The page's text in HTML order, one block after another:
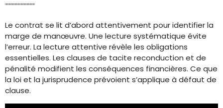
Le contrat se lit d’abord attentivement pour identifier la
marge de manœuvre. Une lecture systématique évite
l’erreur. La lecture attentive révèle les obligations
essentielles. Les clauses de tacite reconduction et de
pénalité modifient les conséquences financières. Ce que
la loi et la jurisprudence prévoient s’applique à défaut de
clause.